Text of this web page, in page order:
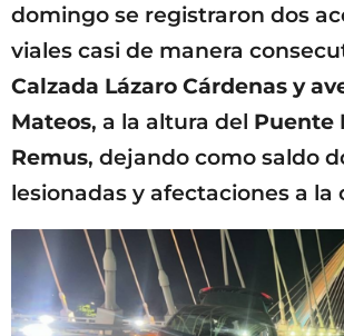
domingo se registraron dos
viales casi de manera
Calzada Lázaro Cárdenas y
Mateos, a la altura del Puente
Remus, dejando como saldo
lesionadas y afectaciones a la